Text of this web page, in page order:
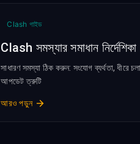
Clash গাইড
Clash সমস্যার সমাধান নির্দেশিকা
সাধারণ সমস্যা ঠিক করুন: সংযোগ ব্যর্থতা, ধীরে
আপডেট ত্রুটি
আরও পড়ুন